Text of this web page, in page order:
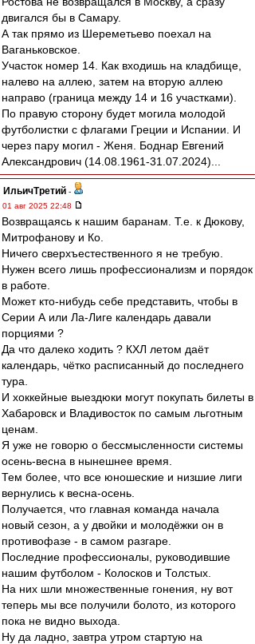
двигался бы в Самару.
А так прямо из Шереметьево поехал на
Ваганьковское.
Участок номер 14. Как входишь на кладбище,
налево на аллею, затем на вторую аллею
направо (граница между 14 и 16 участками).
По правую сторону будет могила молодой
футболистки с флагами Греции и Испании. И
через пару могил - Женя. Боднар Евгений
Александрович (14.08.1961-31.07.2024)...
ИльичТpeтий -
01 авг 2025 22:48
Возвращаясь к нашим баранам. Т.е. к Дюкову,
Митрофанову и Ко.
Ничего сверхъестественного я не требую.
Нужен всего лишь профессионализм и порядок
в работе.
Может кто-нибудь себе представить, чтобы в
Серии А или Ла-Лиге календарь давали
порциями ?
Да что далеко ходить ? КХЛ летом даёт
календарь, чётко расписанный до последнего
тура.
И хоккейные выездюки могут покупать билеты в
Хабаровск и Владивосток по самым льготным
ценам.
Я уже не говорю о бессмысленности системы
осень-весна в нынешнее время.
Тем более, что все юношеские и низшие лиги
вернулись к весна-осень.
Получается, что главная команда начала
новый сезон, а у двойки и молодёжки он в
противофазе - в самом разгаре.
Последние профессионалы, руководившие
нашим футболом - Колосков и Толстых.
На них шли множественные гонения, ну вот
теперь мы все получили болото, из которого
пока не видно выхода.
Ну да ладно, завтра утром стартую на